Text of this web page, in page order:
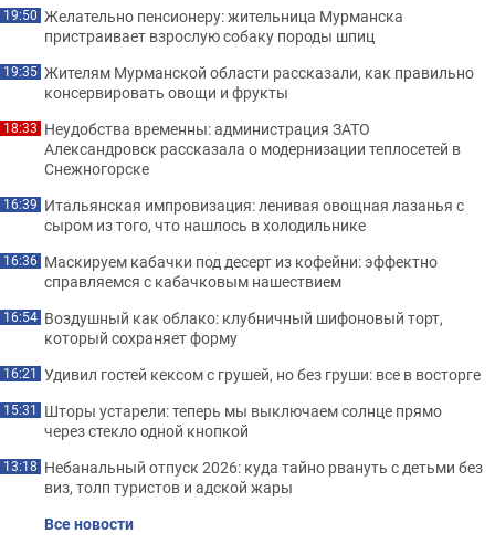
19:50 Желательно пенсионеру: жительница Мурманска
пристраивает взрослую собаку породы шпиц
19:35 Жителям Мурманской области рассказали, как правильно
консервировать овощи и фрукты
18:33 Неудобства временны: администрация ЗАТО
Александровск рассказала о модернизации теплосетей в
Снежногорске
16:39 Итальянская импровизация: ленивая овощная лазанья с
сыром из того, что нашлось в холодильнике
16:36 Маскируем кабачки под десерт из кофейни: эффектно
справляемся с кабачковым нашествием
16:54 Воздушный как облако: клубничный шифоновый торт,
который сохраняет форму
16:21 Удивил гостей кексом с грушей, но без груши: все в восторге
15:31 Шторы устарели: теперь мы выключаем солнце прямо
через стекло одной кнопкой
13:18 Небанальный отпуск 2026: куда тайно рвануть с детьми без
виз, толп туристов и адской жары
Все новости